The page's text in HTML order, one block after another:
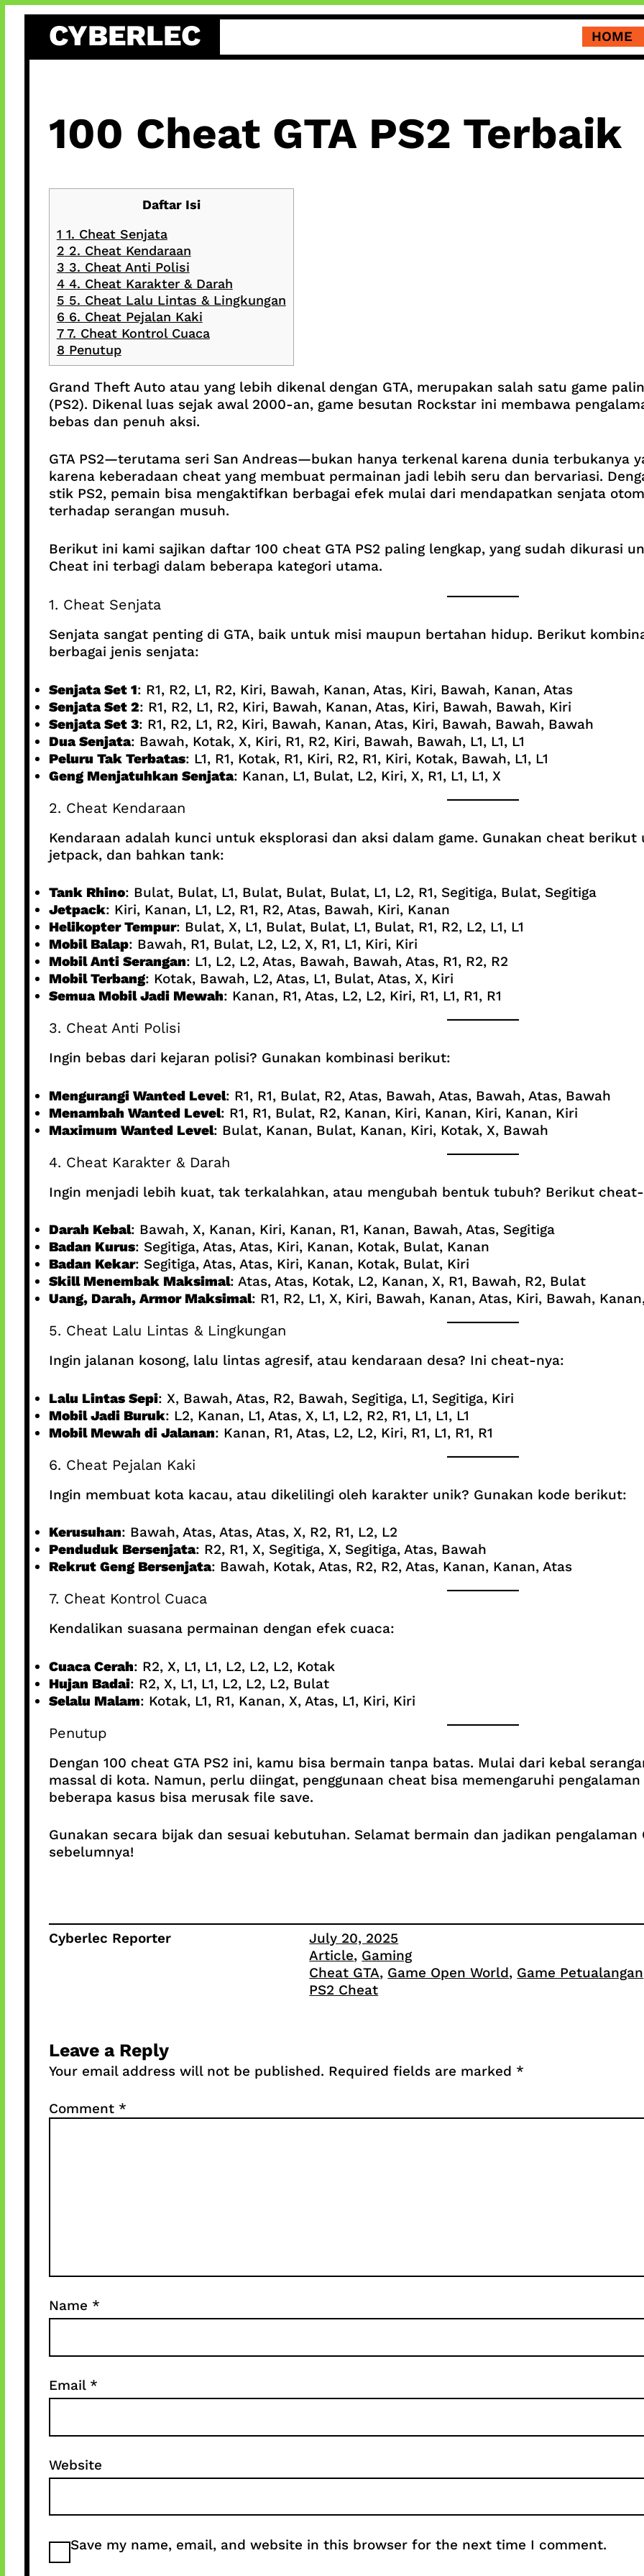
content
CYBERLEC HOME
100 Cheat GTA PS2 Terbaik
Daftar Isi
1 1. Cheat Senjata
2 2. Cheat Kendaraan
3 3. Cheat Anti Polisi
44. Cheat Karakter & Darah
5 5. Cheat Lalu Lintas & Lingkungan
6 6. Cheat Pejalan Kaki
77. Cheat Kontrol Cuaca
8 Penutup
Grand Theft Auto atau yang lebih dikenal dengan GTA, merupakan salah satu game
(PS2). Dikenal luas sejak awal 2000-an, game besutan Rockstar ini membawa
bebas dan penuh aksi.
GTA PS2—terutama seri San Andreas—bukan hanya terkenal karena dunia terbukanya
karena keberadaan cheat yang membuat permainan jadi lebih seru dan bervariasi.
stik PS2, pemain bisa mengaktifkan berbagai efek mulai dari mendapatkan senjata
terhadap serangan musuh.
Berikut ini kami sajikan daftar 100 cheat GTA PS2 paling lengkap, yang sudah dikurasi
Cheat ini terbagi dalam beberapa kategori utama.
1. Cheat Senjata
Senjata sangat penting di GTA, baik untuk misi maupun bertahan hidup. Berikut
berbagai jenis senjata:
Senjata Set 1: R1, R2, L1, R2, Kiri, Bawah, Kanan, Atas, Kiri, Bawah, Kanan, Atas
Senjata Set 2: R1, R2, L1, R2, Kiri, Bawah, Kanan, Atas, Kiri, Bawah, Bawah, Kiri
Senjata Set 3: R1, R2, L1, R2, Kiri, Bawah, Kanan, Atas, Kiri, Bawah, Bawah, Bawah
Dua Senjata: Bawah, Kotak, X, Kiri, R1, R2, Kiri, Bawah, Bawah, L1, L1, L1
Peluru Tak Terbatas: L1, R1, Kotak, R1, Kiri, R2, R1, Kiri, Kotak, Bawah, L1, L1
Geng Menjatuhkan Senjata: Kanan, L1, Bulat, L2, Kiri, X, R1, L1, L1, X
2. Cheat Kendaraan
Kendaraan adalah kunci untuk eksplorasi dan aksi dalam game. Gunakan cheat
jetpack, dan bahkan tank:
Tank Rhino: Bulat, Bulat, L1, Bulat, Bulat, Bulat, L1, L2, R1, Segitiga, Bulat, Segitiga
Jetpack: Kiri, Kanan, L1, L2, R1, R2, Atas, Bawah, Kiri, Kanan
Helikopter Tempur: Bulat, X, L1, Bulat, Bulat, L1, Bulat, R1, R2, L2, L1, L1
Mobil Balap: Bawah, R1, Bulat, L2, L2, X, R1, L1, Kiri, Kiri
Mobil Anti Serangan: L1, L2, L2, Atas, Bawah, Bawah, Atas, R1, R2, R2
Mobil Terbang: Kotak, Bawah, L2, Atas, L1, Bulat, Atas, X, Kiri
Semua Mobil Jadi Mewah: Kanan, R1, Atas, L2, L2, Kiri, R1, L1, R1, R1
3. Cheat Anti Polisi
Ingin bebas dari kejaran polisi? Gunakan kombinasi berikut:
Mengurangi Wanted Level: R1, R1, Bulat, R2, Atas, Bawah, Atas, Bawah, Atas, Bawah
Menambah Wanted Level: R1, R1, Bulat, R2, Kanan, Kiri, Kanan, Kiri, Kanan, Kiri
Maximum Wanted Level: Bulat, Kanan, Bulat, Kanan, Kiri, Kotak, X, Bawah
4. Cheat Karakter & Darah
Ingin menjadi lebih kuat, tak terkalahkan, atau mengubah bentuk tubuh? Berikut
Darah Kebal: Bawah, X, Kanan, Kiri, Kanan, R1, Kanan, Bawah, Atas, Segitiga
Badan Kurus: Segitiga, Atas, Atas, Kiri, Kanan, Kotak, Bulat, Kanan
Badan Kekar: Segitiga, Atas, Atas, Kiri, Kanan, Kotak, Bulat, Kiri
Skill Menembak Maksimal: Atas, Atas, Kotak, L2, Kanan, X, R1, Bawah, R2, Bulat
Uang, Darah, Armor Maksimal: R1, R2, L1, X, Kiri, Bawah, Kanan, Atas, Kiri, Bawah,
5. Cheat Lalu Lintas & Lingkungan
Ingin jalanan kosong, lalu lintas agresif, atau kendaraan desa? Ini cheat-nya:
Lalu Lintas Sepi: X, Bawah, Atas, R2, Bawah, Segitiga, L1, Segitiga, Kiri
Mobil Jadi Buruk: L2, Kanan, L1, Atas, X, L1, L2, R2, R1, L1, L1, L1
Mobil Mewah di Jalanan: Kanan, R1, Atas, L2, L2, Kiri, R1, L1, R1, R1
6. Cheat Pejalan Kaki
Ingin membuat kota kacau, atau dikelilingi oleh karakter unik? Gunakan kode berikut:
Kerusuhan: Bawah, Atas, Atas, Atas, X, R2, R1, L2, L2
Penduduk Bersenjata: R2, R1, X, Segitiga, X, Segitiga, Atas, Bawah
Rekrut Geng Bersenjata: Bawah, Kotak, Atas, R2, R2, Atas, Kanan, Kanan, Atas
7. Cheat Kontrol Cuaca
Kendalikan suasana permainan dengan efek cuaca:
Cuaca Cerah: R2, X, L1, L1, L2, L2, L2, Kotak
Hujan Badai: R2, X, L1, L1, L2, L2, L2, Bulat
Selalu Malam: Kotak, L1, R1, Kanan, X, Atas, L1, Kiri, Kiri
Penutup
Dengan 100 cheat GTA PS2 ini, kamu bisa bermain tanpa batas. Mulai dari kebal
massal di kota. Namun, perlu diingat, penggunaan cheat bisa memengaruhi
beberapa kasus bisa merusak file save.
Gunakan secara bijak dan sesuai kebutuhan. Selamat bermain dan jadikan pengalaman
sebelumnya!
Cyberlec Reporter
July 20, 2025
Article, Gaming
Cheat GTA, Game Open World, Game Petualangan
PS2 Cheat
Leave a Reply
Your email address will not be published. Required fields are marked *
Comment *
Name *
Email *
Website
Save my name, email, and website in this browser for the next time I comment.